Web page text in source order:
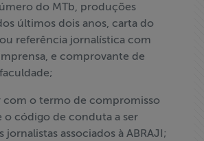
do MTb, produções
últimos dois anos, carta do
referência jornalística com
e comprovante de
com o termo de compromisso
o código de conduta a ser
jornalistas associados à ABRAJI;